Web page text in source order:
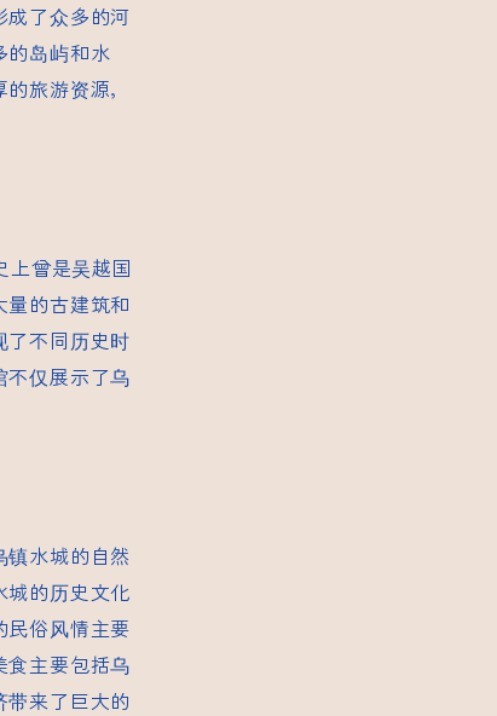
成了众多的河
的岛屿和水
旅游资源，
上曾是吴越国
的古建筑和
了不同历史时
不仅展示了乌
镇水城的自然
城的历史文化
民俗风情主要
食主要包括乌
来了巨大的